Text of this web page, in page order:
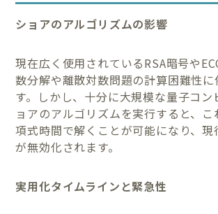
ショアのアルゴリズムの影響
現在広く使用されているRSA暗号や
数分解や離散対数問題の計算困難性に
す。しかし、十分に大規模な量子コン
ョアのアルゴリズムを実行すると、
項式時間で解くことが可能になり、現
が無効化されます。
実用化タイムラインと緊急性